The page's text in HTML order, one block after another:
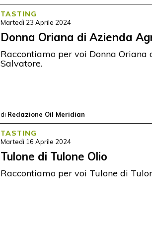
TASTING
Martedì 23 Aprile 2024
Donna Oriana di Azienda
Raccontiamo per voi Donna
Salvatore.
di Redazione Oil Meridian
TASTING
Martedì 16 Aprile 2024
Tulone di Tulone Olio
Raccontiamo per voi Tulone di